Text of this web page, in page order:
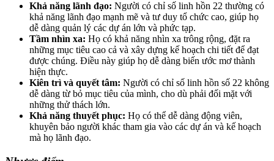
Khả năng lãnh đạo: Người có chỉ số linh hồn 22 thường có
khả năng lãnh đạo mạnh mẽ và tư duy tổ chức cao, giúp họ
dễ dàng quản lý các dự án lớn và phức tạp.
Tầm nhìn xa: Họ có khả năng nhìn xa trông rộng, đặt ra
những mục tiêu cao cả và xây dựng kế hoạch chi tiết để đạt
được chúng. Điều này giúp họ dễ dàng biến ước mơ thành
hiện thực.
Kiên trì và quyết tâm: Người có chỉ số linh hồn số 22 không
dễ dàng từ bỏ mục tiêu của mình, cho dù phải đối mặt với
những thử thách lớn.
Khả năng thuyết phục: Họ có thể dễ dàng động viên,
khuyên bảo người khác tham gia vào các dự án và kế hoạch
mà họ lãnh đạo.